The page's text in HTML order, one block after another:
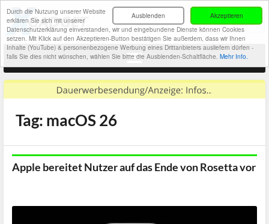
Akzeptieren
Ausblenden
Durch die Nutzung unserer Website
erklären Sie sich mit unserer
Datenschutzerklärung einverstanden, wir und eingebundene Dienste können Cookies
setzen. Mit Klick auf den Akzeptieren-Button bestätigen Sie außerdem, dass wir Ihnen
Inhalte (YouTube) & personenbezogene Werbung eines Drittanbieters ausliefern dürfen -
falls Sie dies nicht wünschen, wählen Sie bitte die Ausblenden-Schaltfläche. Mehr Info.
Tag: macOS 26
Apple bereitet Nutzer auf das Ende von Rosetta vor